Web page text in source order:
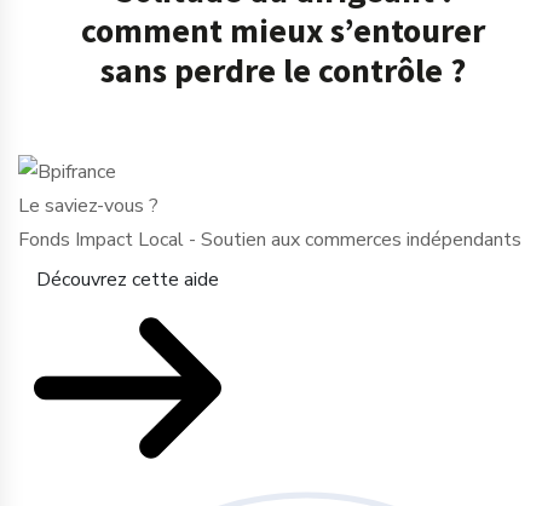
comment mieux s’entourer
sans perdre le contrôle ?
Le saviez-vous ?
Fonds Impact Local - Soutien aux commerces indépendants
Découvrez cette aide